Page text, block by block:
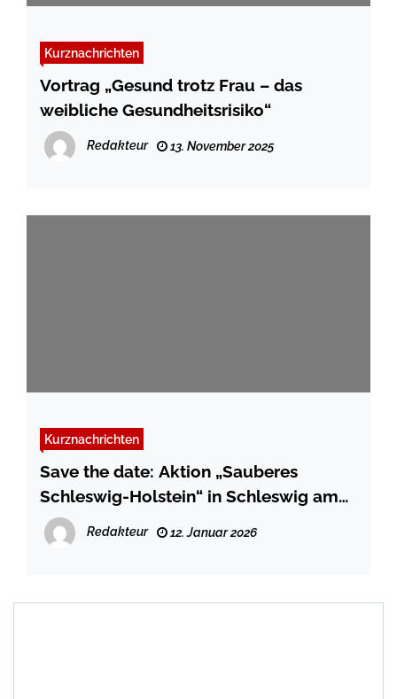
Kurznachrichten
Vortrag „Gesund trotz Frau – das
weibliche Gesundheitsrisiko“
Redakteur 13. November 2025
Kurznachrichten
Save the date: Aktion „Sauberes
Schleswig-Holstein“ in Schleswig am
07.03.2026 – Mitstreiter*innen gesucht-
Redakteur 12. Januar 2026